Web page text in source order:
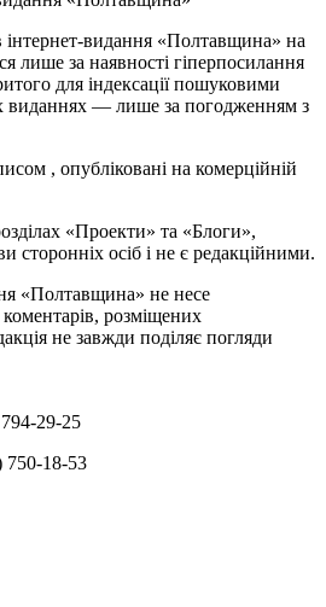
інтернет-видання «Полтавщина» на
лише за наявності гіперпосилання
для індексації пошуковими
виданнях — лише за погодженням з
, опубліковані на комерційній
«Проекти» та «Блоги»,
сторонніх осіб і не є редакційними.
«Полтавщина» не несе
коментарів, розміщених
не завжди поділяє погляди
29-25
750-18-53